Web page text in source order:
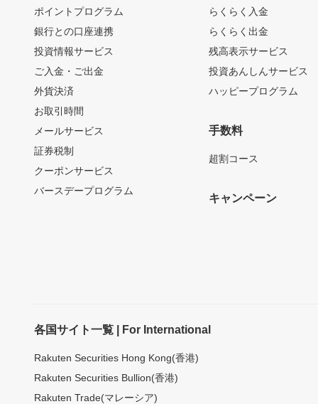
ポイントプログラム
銀行との口座連携
投資情報サービス
ご入金・ご出金
外貨決済
お取引時間
メールサービス
証券税制
クーポンサービス
バースデープログラム
らくらく入金
らくらく出金
残高表示サービス
投資あんしんサービス
ハッピープログラム
手数料
超割コース
キャンペーン
各国サイト一覧 | For International
Rakuten Securities Hong Kong(香港)
Rakuten Securities Bullion(香港)
Rakuten Trade(マレーシア)